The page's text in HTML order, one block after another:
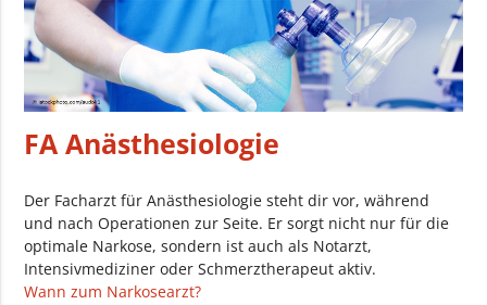
FA Anästhesiologie
Der Facharzt für Anästhesiologie steht dir vor, während
und nach Operationen zur Seite. Er sorgt nicht nur für die
optimale Narkose, sondern ist auch als Notarzt,
Intensivmediziner oder Schmerztherapeut aktiv.
Wann zum Narkosearzt?